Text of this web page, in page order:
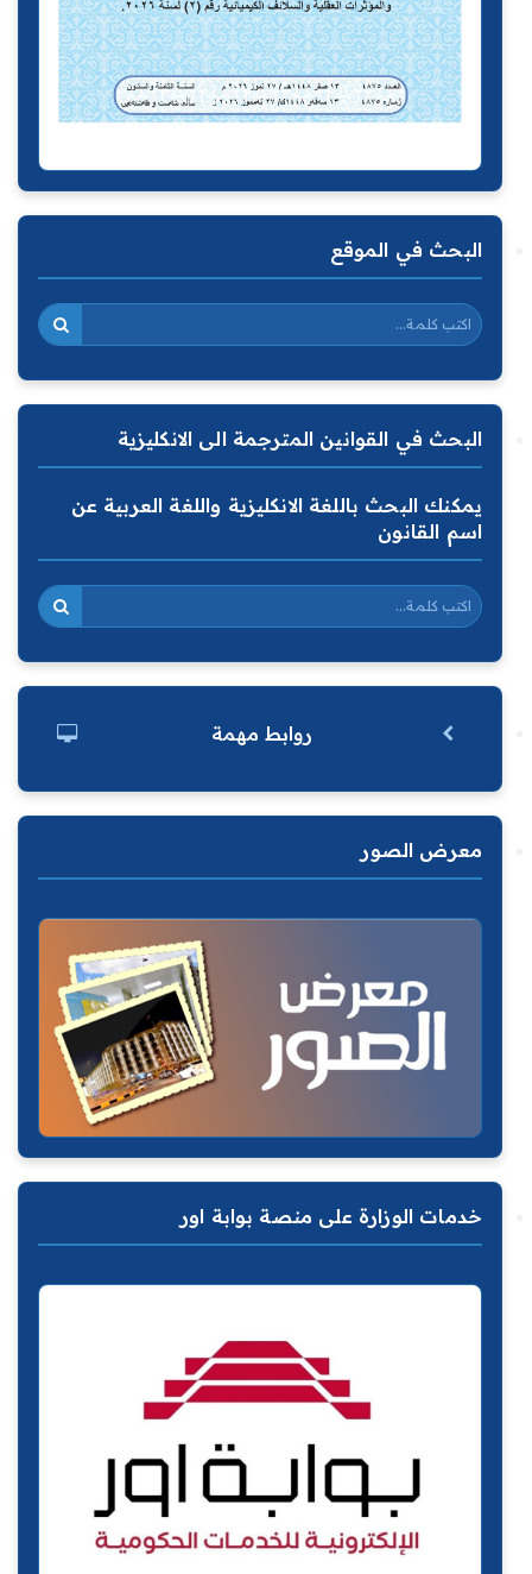
البحث في الموقع
البحث في القوانين المترجمة الى الانكليزية
يمكنك البحث باللغة الانكليزية واللغة العربية عن
اسم القانون
روابط مهمة
معرض الصور
خدمات الوزارة على منصة بوابة اور